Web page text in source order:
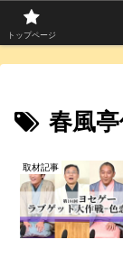
春風
取材記事
トップページ